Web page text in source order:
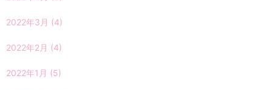
2022年3月 (4)
2022年2月 (4)
2022年1月 (5)